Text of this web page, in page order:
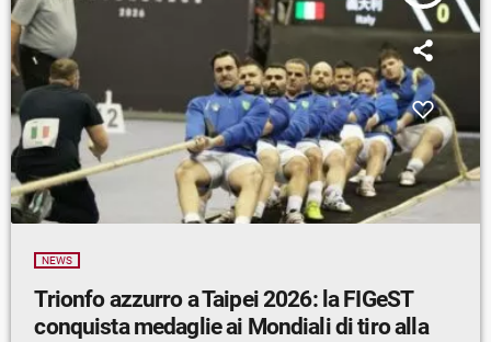
NEWS
Trionfo azzurro a Taipei 2026: la FIGeST
conquista medaglie ai Mondiali di tiro alla